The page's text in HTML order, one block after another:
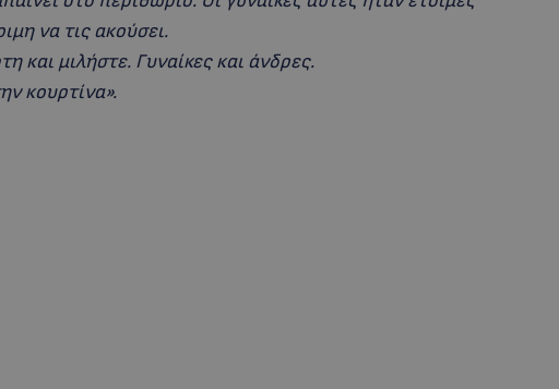
να τις ακούσει.
και μιλήστε. Γυναίκες και άνδρες.
κουρτίνα».